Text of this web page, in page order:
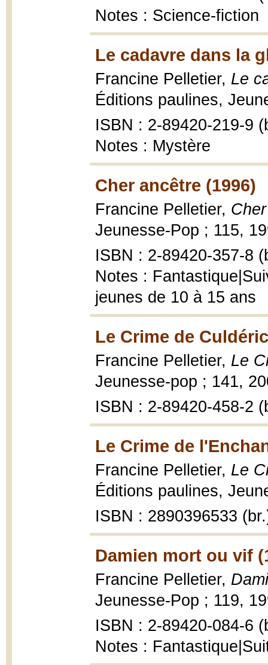
Notes : Science-fiction
Le cadavre dans la
Francine Pelletier, Le
Éditions paulines,
ISBN : 2-89420-219-9
Notes : Mystère
Cher ancêtre (1996)
Francine Pelletier,
Jeunesse-Pop ; 115,
ISBN : 2-89420-357-8
Notes :
jeunes de 10 à 15 ans
Le Crime de
Francine Pelletier, Le
Jeunesse-pop ; 141,
ISBN : 2-89420-458-2
Le Crime de
Francine Pelletier, Le
Éditions paulines,
ISBN : 2890396533
Damien mort ou vif
Francine Pelletier,
Jeunesse-Pop ; 119,
ISBN : 2-89420-084-6
Notes :